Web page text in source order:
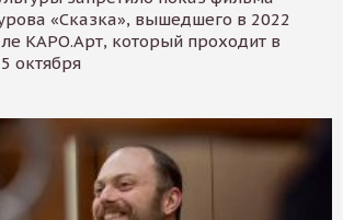
«Сказка», вышедшего в 2022
КАРО.Арт, который проходит в
октября